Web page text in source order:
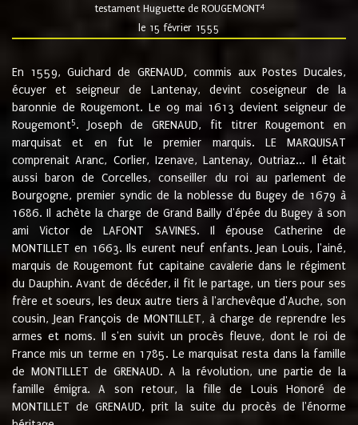
testament Huguette de ROUGEMONT4
le 15 février 1555
En 1559, Guichard de GRENAUD, commis aux Postes Ducales,
écuyer et seigneur de Lantenay, devint coseigneur de la
baronnie de Rougemont. Le 09 mai 1613 devient seigneur de
Rougemont5. Joseph de GRENAUD, fit titrer Rougemont en
marquisat et en fut le premier marquis. LE MARQUISAT
comprenait Aranc, Corlier, Izenave, Lantenay, Outriaz... Il était
aussi baron de Corcelles, conseiller du roi au parlement de
Bourgogne, premier syndic de la noblesse du Bugey de 1679 à
1686. Il achète la charge de Grand Bailly d'épée du Bugey à son
ami Victor de LAFONT SAVINES. Il épouse Catherine de
MONTILLET en 1663. Ils eurent neuf enfants. Jean Louis, l'ainé,
marquis de Rougemont fut capitaine cavalerie dans le régiment
du Dauphin. Avant de décéder, il fit le partage, un tiers pour ses
frère et soeurs, les deux autre tiers à l'archevêque d'Auche, son
cousin, Jean François de MONTILLET, à charge de reprendre les
armes et noms. Il s'en suivit un procès fleuve, dont le roi de
France mis un terme en 1785. Le marquisat resta dans la famille
de MONTILLET de GRENAUD. A la révolution, une partie de la
famille émigra. A son retour, la fille de Louis Honoré de
MONTILLET de GRENAUD, prit la suite du procès de l'énorme